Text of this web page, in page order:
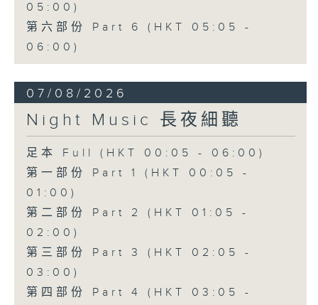
05:00)
第六部份 Part 6 (HKT 05:05 -
06:00)
07/08/2026
Night Music 長夜細聽
足本 Full (HKT 00:05 - 06:00)
第一部份 Part 1 (HKT 00:05 -
01:00)
第二部份 Part 2 (HKT 01:05 -
02:00)
第三部份 Part 3 (HKT 02:05 -
03:00)
第四部份 Part 4 (HKT 03:05 -